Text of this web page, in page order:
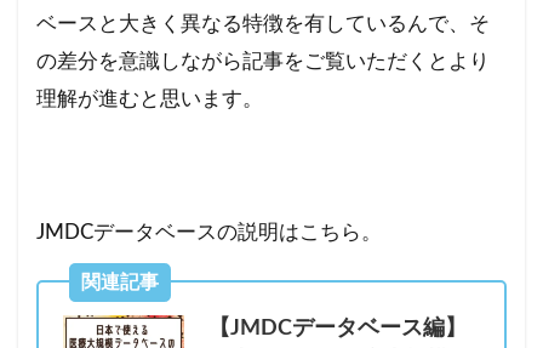
ベースと大きく異なる特徴を有しているんで、そ
の差分を意識しながら記事をご覧いただくとより
理解が進むと思います。
JMDCデータベースの説明はこちら。
関連記事
【JMDCデータベース編】